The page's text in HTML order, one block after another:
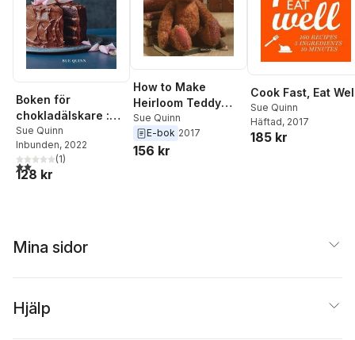
Boken för
chokladälskare :
oumbärliga recept
Sue Quinn
Inbunden, 2022
2,0utav 5 stjärnor. Totalt antal röster:
(1)
128 kr
How to Make
Heirloom Teddy
Bears
Sue Quinn
E-bok 2017
156 kr
Cook Fast, Eat
Sue Quinn
Häftad, 2017
185 kr
Mina sidor
Hjälp